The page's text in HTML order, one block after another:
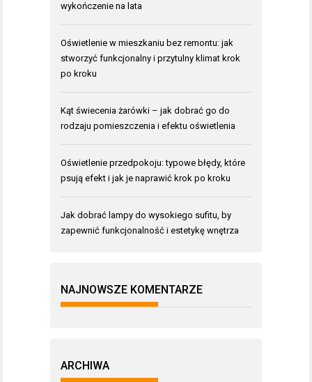
wykończenie na lata
Oświetlenie w mieszkaniu bez remontu: jak
stworzyć funkcjonalny i przytulny klimat krok
po kroku
Kąt świecenia żarówki – jak dobrać go do
rodzaju pomieszczenia i efektu oświetlenia
Oświetlenie przedpokoju: typowe błędy, które
psują efekt i jak je naprawić krok po kroku
Jak dobrać lampy do wysokiego sufitu, by
zapewnić funkcjonalność i estetykę wnętrza
NAJNOWSZE KOMENTARZE
ARCHIWA